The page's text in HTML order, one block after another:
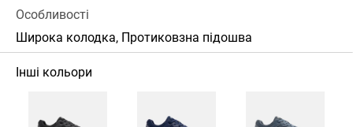
Особливості
Широка колодка, Протиковзна підошва
Інші кольори